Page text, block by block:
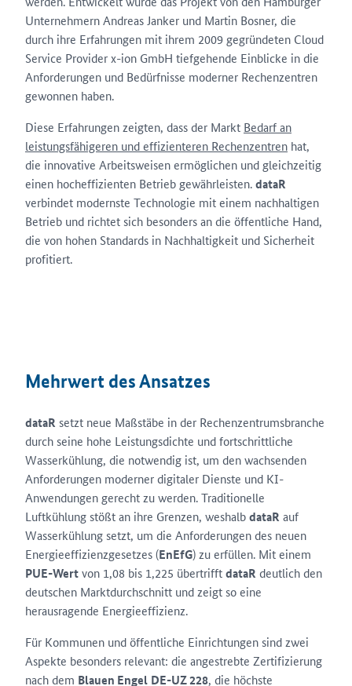
Unternehmern Andreas Janker und Martin Bosner, die
durch ihre Erfahrungen mit ihrem 2009 gegründeten Cloud
Service Provider x-ion GmbH tiefgehende Einblicke in die
Anforderungen und Bedürfnisse moderner Rechenzentren
gewonnen haben.
Diese Erfahrungen zeigten, dass der Markt Bedarf an
leistungsfähigeren und effizienteren Rechenzentren hat,
die innovative Arbeitsweisen ermöglichen und gleichzeitig
einen hocheffizienten Betrieb gewährleisten.dataR
verbindet modernste Technologie mit einem nachhaltigen
Betrieb und richtet sich besonders an die öffentliche Hand,
die von hohen Standards in Nachhaltigkeit und Sicherheit
profitiert.
Mehrwert des Ansatzes
dataR setzt neue Maßstäbe in der Rechenzentrumsbranche
durch seine hohe Leistungsdichte und fortschrittliche
Wasserkühlung, die notwendig ist, um den wachsenden
Anforderungen moderner digitaler Dienste und KI-
Anwendungen gerecht zu werden. Traditionelle
Luftkühlung stößt an ihre Grenzen, weshalbdataR auf
Wasserkühlung setzt, um die Anforderungen des neuen
Energieeffizienzgesetzes (EnEfG) zu erfüllen. Mit einem
PUE-Wertvon 1,08 bis 1,225 übertrifftdataR deutlich den
deutschen Marktdurchschnitt und zeigt so eine
herausragende Energieeffizienz.
Für Kommunen und öffentliche Einrichtungen sind zwei
Aspekte besonders relevant: die angestrebte Zertifizierung
nach dem Blauen Engel DE-UZ 228, die höchste